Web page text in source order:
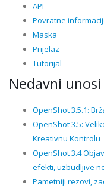
API
Povratne
Maska
Prijelaz
Tutorijal
Nedavni unosi
OpenShot 3.5.1:
OpenShot 3.5:
Kreativnu Kontrolu
OpenShot 3.4
efekti, uzbudljive
Pametniji rezovi,